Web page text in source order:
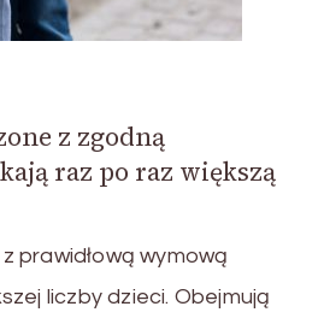
z zgodną
raz po raz większą
prawidłową wymową
liczby dzieci. Obejmują